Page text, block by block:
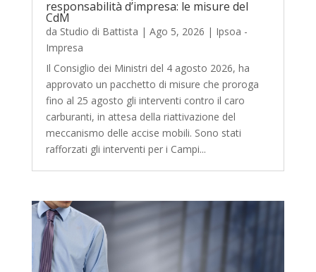
responsabilità d’impresa: le misure del
CdM
da Studio di Battista | Ago 5, 2026 | Ipsoa -
Impresa
Il Consiglio dei Ministri del 4 agosto 2026, ha
approvato un pacchetto di misure che proroga
fino al 25 agosto gli interventi contro il caro
carburanti, in attesa della riattivazione del
meccanismo delle accise mobili. Sono stati
rafforzati gli interventi per i Campi...